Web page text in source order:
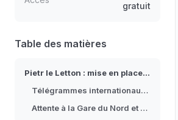
gratuit
Table des matières
Pietr le Letton : mise en place de l’enquête
Télégrammes internationaux et informations croisées
Attente à la Gare du Nord et contexte de tempête